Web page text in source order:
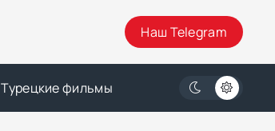
Наш Telegram
Турецкие фильмы